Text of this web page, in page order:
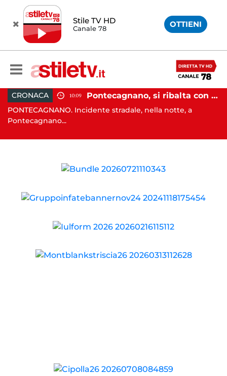
Stile TV HD
Canale 78 OTTIENI
CRONACA 10:09 Pontecagnano, si ribalta con l'auto alla rotatoria: giovane ferito
PONTECAGNANO. Incidente stradale, nella notte, a
Pontecagnano...